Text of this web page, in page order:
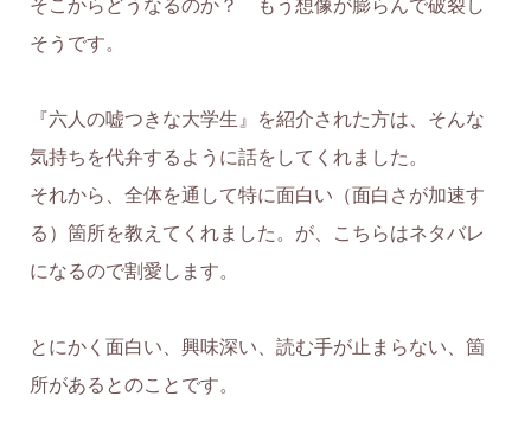
そこからどうなるのか？ もう想像が膨らんで破裂し
そうです。
『六人の嘘つきな大学生』を紹介された方は、そんな
気持ちを代弁するように話をしてくれました。
それから、全体を通して特に面白い（面白さが加速す
る）箇所を教えてくれました。が、こちらはネタバレ
になるので割愛します。
とにかく面白い、興味深い、読む手が止まらない、箇
所があるとのことです。